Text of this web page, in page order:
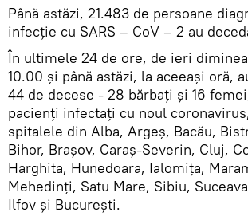
Până astăzi, 21.483 de persoane
infecție cu SARS – CoV – 2 au
În ultimele 24 de ore, de ieri
10.00 și până astăzi, la aceeași oră,
44 de decese - 28 bărbați și 16
pacienți infectați cu noul
spitalele din Alba, Argeș, Bacău,
Bihor, Brașov, Caraș-Severin, Cluj,
Harghita, Hunedoara, Ialomița,
Mehedinți, Satu Mare, Sibiu,
Ilfov și București.